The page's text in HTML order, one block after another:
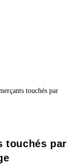
touchés par